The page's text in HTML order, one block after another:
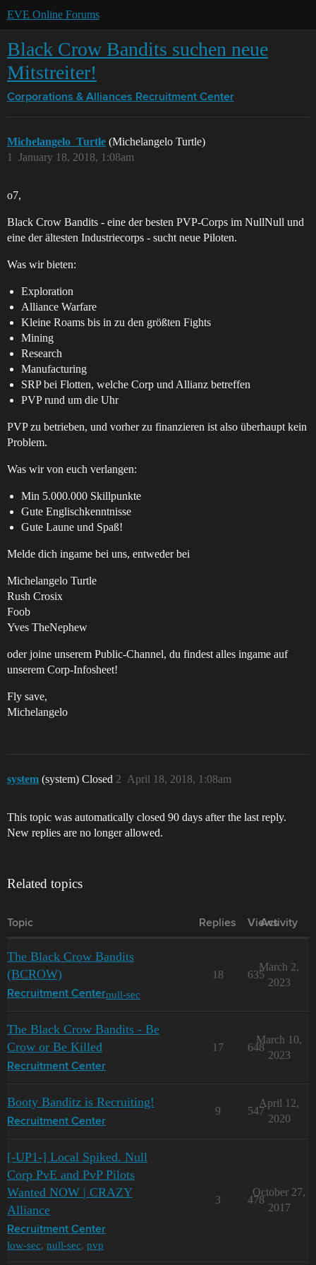
EVE Online Forums
Black Crow Bandits suchen neue
Mitstreiter!
Corporations & Alliances Recruitment Center
Michelangelo_Turtle (Michelangelo Turtle)
January 18, 2018, 1:08am
1
o7,
Black Crow Bandits - eine der besten PVP-Corps im NullNull und
eine der ältesten Industriecorps - sucht neue Piloten.
Was wir bieten:
Exploration
Alliance Warfare
Kleine Roams bis in zu den größten Fights
Mining
Research
Manufacturing
SRP bei Flotten, welche Corp und Allianz betreffen
PVP rund um die Uhr
PVP zu betrieben, und vorher zu finanzieren ist also überhaupt kein
Problem.
Was wir von euch verlangen:
Min 5.000.000 Skillpunkte
Gute Englischkenntnisse
Gute Laune und Spaß!
Melde dich ingame bei uns, entweder bei
Michelangelo Turtle
Rush Crosix
Foob
Yves TheNephew
oder joine unserem Public-Channel, du findest alles ingame auf
unserem Corp-Infosheet!
Fly save,
Michelangelo
system (system) Closed April 18, 2018, 1:08am
2
This topic was automatically closed 90 days after the last reply.
New replies are no longer allowed.
Related topics
Topic Replies Views
Activity
The Black Crow Bandits
(BCROW)
Recruitment Centernull-sec
18 635
March 2,
2023
The Black Crow Bandits - Be
Crow or Be Killed
Recruitment Center
17 648
March 10,
2023
Booty Banditz is Recruiting!
Recruitment Center
9 547
April 12,
2020
[-UP1-] Local Spiked. Null
Corp PvE and PvP Pilots
Wanted NOW | CRAZY
Alliance
Recruitment Center
low-sec, null-sec, pvp
3 478
October 27,
2017